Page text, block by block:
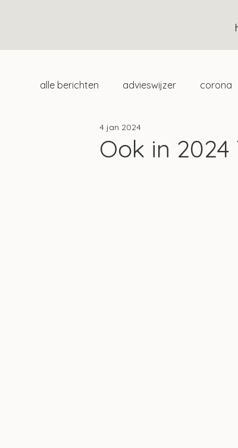
alle berichten advieswijzer corona
duurzaam home
Ook in
4 jan 2024